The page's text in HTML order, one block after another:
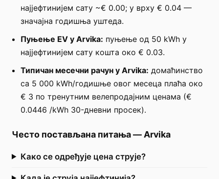
најјефтинијем сату ~€ 0.00; у врху € 0.04 —
значајна годишња уштеда.
Пуњење EV у Arvika: пуњење од 50 kWh у
најјефтинијем сату кошта око € 0.03.
Типичан месечни рачун у Arvika: домаћинство
са 5 000 kWh/годишње овог месеца плаћа око
€ 3 по тренутним велепродајним ценама (€
0.0446 /kWh 30-дневни просек).
Често постављана питања— Arvika
Како се одређује цена струје?